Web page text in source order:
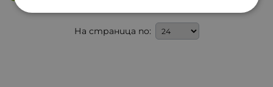
На страница по: